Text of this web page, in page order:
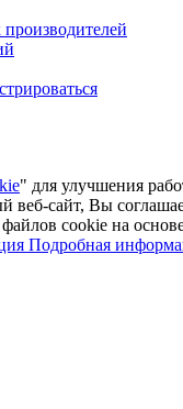
" для улучшения
веб-сайт, Вы
cookie на
Подробная